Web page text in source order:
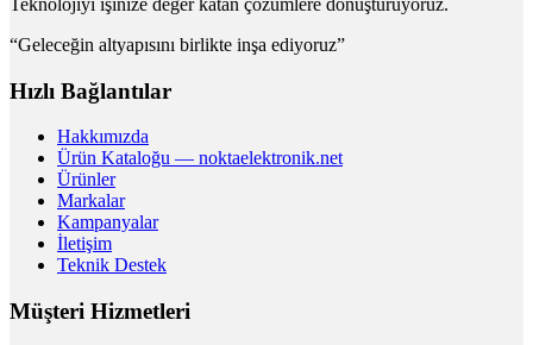
Teknolojiyi işinize değer katan çözümlere dönüştürüyoruz.
“Geleceğin altyapısını birlikte inşa ediyoruz”
Hızlı Bağlantılar
Hakkımızda
Ürün Kataloğu — noktaelektronik.net
Ürünler
Markalar
Kampanyalar
İletişim
Teknik Destek
Müşteri Hizmetleri